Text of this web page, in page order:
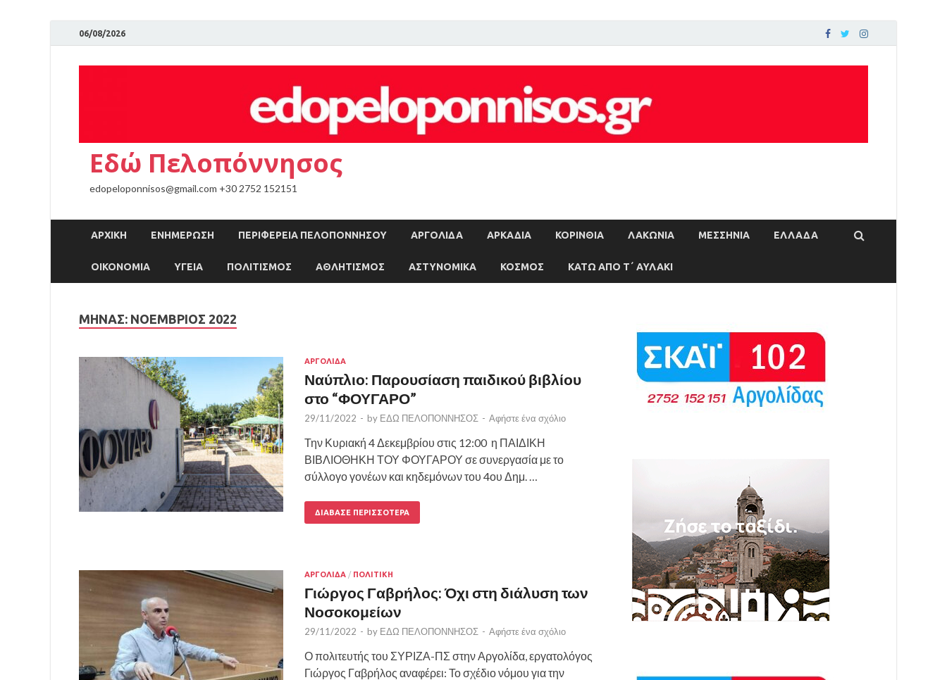
06/08/2026
Εδώ Πελοπόννησος
edopeloponnisos@gmail.com +30 2752 152151
ΑΡΧΙΚΉ ΕΝΗΜΕΡΩΣΗ ΠΕΡΙΦΕΡΕΙΑ ΠΕΛΟΠΟΝΝΗΣΟΥ ΑΡΓΟΛΙΔΑ ΑΡΚΑΔΙΑ ΚΟΡΙΝΘΙΑ ΛΑΚΩΝΙΑ ΜΕΣΣΗΝΙΑ ΕΛΛΑΔΑ
ΟΙΚΟΝΟΜΙΑ ΥΓΕΙΑ ΠΟΛΙΤΙΣΜΟΣ ΑΘΛΗΤΙΣΜΟΣ ΑΣΤΥΝΟΜΙΚΑ ΚΟΣΜΟΣ ΚΑΤΩ ΑΠΟ Τ΄ ΑΥΛΑΚΙ
ΜΉΝΑΣ: ΝΟΈΜΒΡΙΟΣ 2022
ΑΡΓΟΛΙΔΑ
Ναύπλιο: Παρουσίαση παιδικού βιβλίου
στο “ΦΟΥΓΑΡΟ”
29/11/2022 - by ΕΔΩ ΠΕΛΟΠΟΝΝΗΣΟΣ - Αφήστε ένα σχόλιο
Την Κυριακή 4 Δεκεμβρίου στις 12:00 η ΠΑΙΔΙΚΗ
ΒΙΒΛΙΟΘΗΚΗ ΤΟΥ ΦΟΥΓΑΡΟΥ σε συνεργασία με το
σύλλογο γονέων και κηδεμόνων του 4ου Δημ. …
ΔΙΆΒΑΣΕ ΠΕΡΙΣΣΌΤΕΡΑ
ΑΡΓΟΛΙΔΑ / ΠΟΛΙΤΙΚΗ
Γιώργος Γαβρήλος: Όχι στη διάλυση των
Νοσοκομείων
29/11/2022 - by ΕΔΩ ΠΕΛΟΠΟΝΝΗΣΟΣ - Αφήστε ένα σχόλιο
Ο πολιτευτής του ΣΥΡΙΖΑ-ΠΣ στην Αργολίδα, εργατολόγος
Γιώργος Γαβρήλος αναφέρει: Το σχέδιο νόμου για την